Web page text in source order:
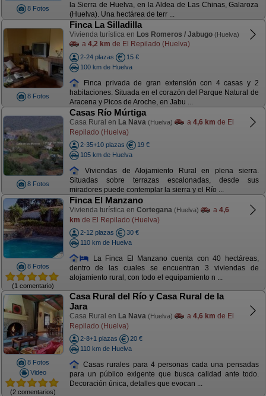
8 Fotos
la Sierra de Huelva, en la Aldea de Las Chinas, Galaroza
(Huelva). Una hectárea de terr ...
8 Fotos
Finca La Silladilla
Vivienda turística en Los Romeros / Jabugo (Huelva)
a 4,2 km de El Repilado (Huelva)
2-24 plazas
15 €
100 km de Huelva
Finca privada de gran extensión con 4 casas y 2
habitaciones. Situada en el corazón del Parque Natural de
Aracena y Picos de Aroche, en Jabu ...
8 Fotos
Casas Río Múrtiga
Casa Rural en La Nava (Huelva) a 4,6 km de El
Repilado (Huelva)
2-35+10 plazas
19 €
105 km de Huelva
Viviendas de Alojamiento Rural en plena sierra.
Situadas sobre terrazas escalonadas, desde sus
miradores puede contemplar la sierra y el Río ...
8 Fotos
(1 comentario)
Finca El Manzano
Vivienda turística en Cortegana (Huelva) a 4,6
km de El Repilado (Huelva)
2-12 plazas
30 €
110 km de Huelva
La Finca El Manzano cuenta con 40 hectáreas,
dentro de las cuales se encuentran 3 viviendas de
alojamiento rural, con todo el equipamiento n ...
8 Fotos
Video
(2 comentarios)
Casa Rural del Río y Casa Rural de la
Jara
Casa Rural en La Nava (Huelva) a 4,6 km de El
Repilado (Huelva)
2-8+1 plazas
20 €
110 km de Huelva
Casas rurales para 4 personas cada una pensadas
para un público exigente que busca calidad ante todo.
Decoración única, detalles que evocan ...